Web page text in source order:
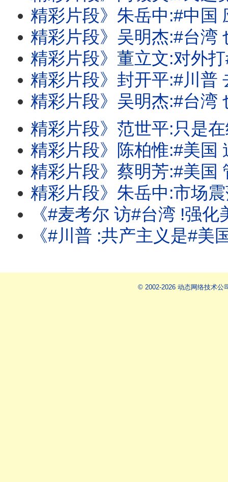
精彩片段》朱岳中:#中国 应该
精彩片段》吴明杰:#台湾 也有
精彩片段》董立文:对外打#中国 .
精彩片段》封开平:#川普 去
精彩片段》吴明杰:#台湾 也全面
精彩片段》范世平:只是在给#中国
精彩片段》陈柏惟:#美国 迫切关
精彩片段》蔡明芳:#美国 管制持续.#台
精彩片段》朱岳中:市场震荡还
《#麦考尔 访#台湾 !强化美台国安合作!#汉光演习 应对#中国 的
《#川普 :共产主义是#美国 最大威胁!#苏姿丰 :AMD的AI需求
© 2002-2026 动态网络技术公